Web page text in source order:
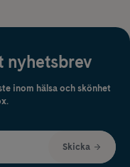
nyhetsbrev
inom hälsa och skönhet
Skicka